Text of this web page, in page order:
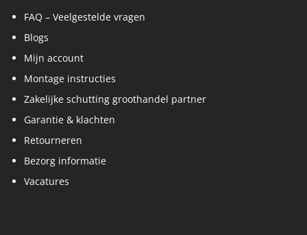
FAQ – Veelgestelde vragen
Blogs
Mijn account
Montage instructies
Zakelijke schutting groothandel partner
Garantie & klachten
Retourneren
Bezorg informatie
Vacatures